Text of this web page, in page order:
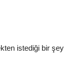
istediği bir şey